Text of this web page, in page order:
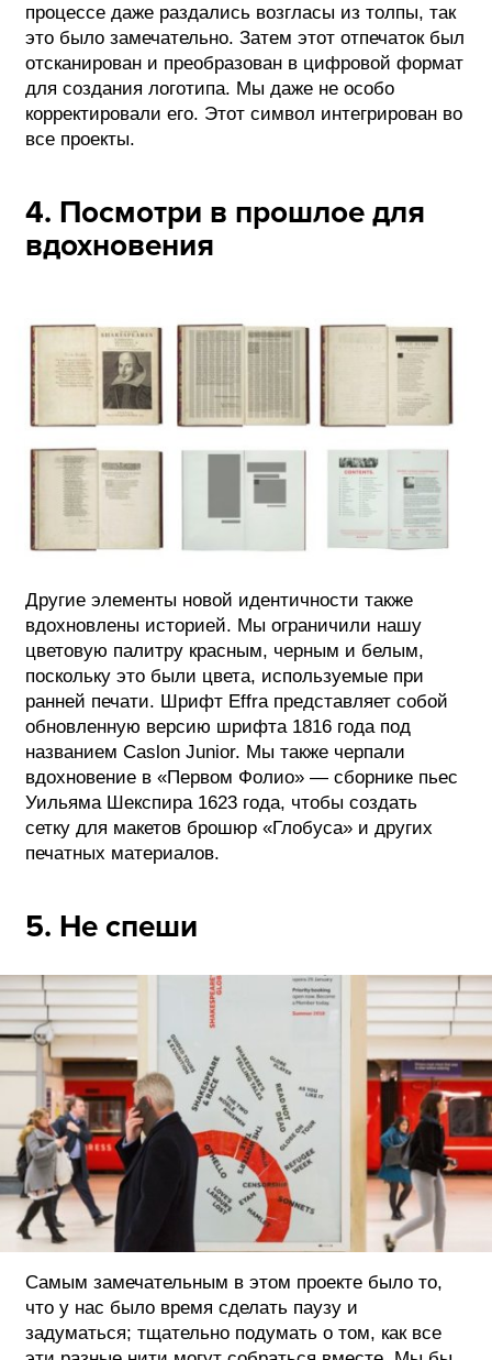
процессе даже раздались возгласы из толпы, так
это было замечательно. Затем этот отпечаток был
отсканирован и преобразован в цифровой формат
для создания логотипа. Мы даже не особо
корректировали его. Этот символ интегрирован во
все проекты.
4. Посмотри в прошлое для
вдохновения
Другие элементы новой идентичности также
вдохновлены историей. Мы ограничили нашу
цветовую палитру красным, черным и белым,
поскольку это были цвета, используемые при
ранней печати. Шрифт Effra представляет собой
обновленную версию шрифта 1816 года под
названием Caslon Junior. Мы также черпали
вдохновение в «Первом Фолио» — сборнике пьес
Уильяма Шекспира 1623 года, чтобы создать
сетку для макетов брошюр «Глобуса» и других
печатных материалов.
5. Не спеши
Самым замечательным в этом проекте было то,
что у нас было время сделать паузу и
задуматься; тщательно подумать о том, как все